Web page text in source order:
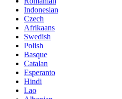
Indonesian
Czech
Afrikaans
Swedish
Polish
Basque
Catalan
Esperanto
Hindi
Lao